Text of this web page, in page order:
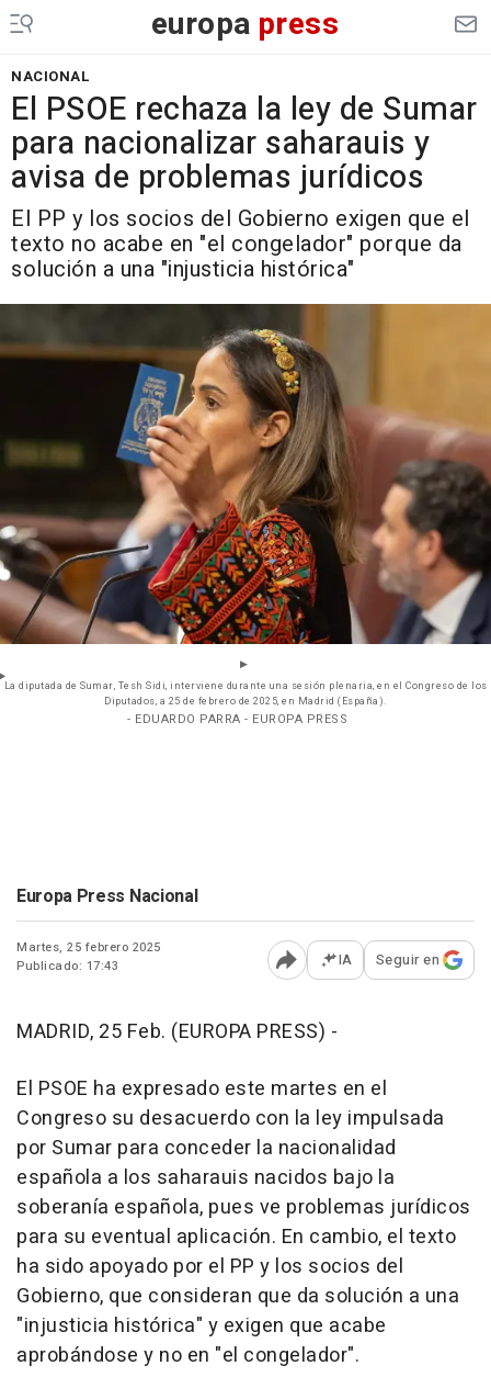
europa press
NACIONAL
El PSOE rechaza la ley de Sumar
para nacionalizar saharauis y
avisa de problemas jurídicos
El PP y los socios del Gobierno exigen que el
texto no acabe en "el congelador" porque da
solución a una "injusticia histórica"
La diputada de Sumar, Tesh Sidi, interviene durante una sesión plenaria, en el Congreso de los
Diputados, a 25 de febrero de 2025, en Madrid (España).
- EDUARDO PARRA - EUROPA PRESS
Europa Press Nacional
Martes, 25 febrero 2025
Publicado: 17:43
Abrir opciones para
IA Seguir en
MADRID, 25 Feb. (EUROPA PRESS) -
El PSOE ha expresado este martes en el
Congreso su desacuerdo con la ley impulsada
por Sumar para conceder la nacionalidad
española a los saharauis nacidos bajo la
soberanía española, pues ve problemas jurídicos
para su eventual aplicación. En cambio, el texto
ha sido apoyado por el PP y los socios del
Gobierno, que consideran que da solución a una
"injusticia histórica" y exigen que acabe
aprobándose y no en "el congelador".